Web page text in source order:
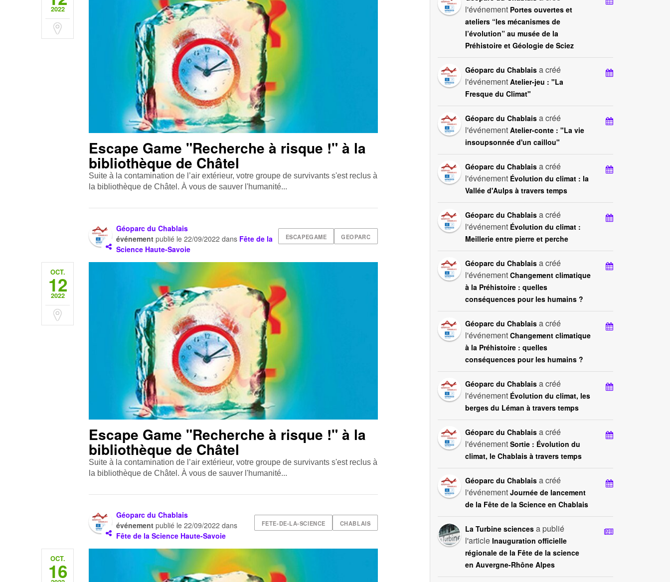
2022
Escape Game "Recherche à risque !" à la
bibliothèque de Châtel
Suite à la contamination de l’air extérieur, votre groupe de survivants s'est reclus à
la bibliothèque de Châtel. À vous de sauver l'humanité...
ESCAPEGAME GEOPARC
Géoparc du Chablais
événement publié le22/09/2022 dans Fête de la
Science Haute-Savoie
OCT.
12
2022
Escape Game "Recherche à risque !" à la
bibliothèque de Châtel
Suite à la contamination de l’air extérieur, votre groupe de survivants s'est reclus à
la bibliothèque de Châtel. À vous de sauver l'humanité...
FETE-DE-LA-SCIENCE CHABLAIS
Géoparc du Chablais
événement publié le22/09/2022 dans
Fête de la Science Haute-Savoie
OCT.
16
l'événement Portes ouvertes et
ateliers “les mécanismes de
l’évolution” au musée de la
Préhistoire et Géologie de Sciez
Géoparc du Chablais a créé
l'événement Atelier-jeu : "La
Fresque du Climat"
Géoparc du Chablais a créé
l'événement Atelier-conte : "La vie
insoupsonnée d'un caillou"
Géoparc du Chablais a créé
l'événement Évolution du climat : la
Vallée d'Aulps à travers temps
Géoparc du Chablais a créé
l'événement Évolution du climat :
Meillerie entre pierre et perche
Géoparc du Chablais a créé
l'événement Changement climatique
à la Préhistoire : quelles
conséquences pour les humains ?
Géoparc du Chablais a créé
l'événement Changement climatique
à la Préhistoire : quelles
conséquences pour les humains ?
Géoparc du Chablais a créé
l'événement Évolution du climat, les
berges du Léman à travers temps
Géoparc du Chablais a créé
l'événement Sortie : Évolution du
climat, le Chablais à travers temps
Géoparc du Chablais a créé
l'événement Journée de lancement
de la Fête de la Science en Chablais
La Turbine sciences a publié
l'article Inauguration officielle
régionale de la Fête de la science
en Auvergne-Rhône Alpes